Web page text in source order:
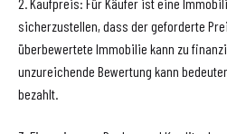
sicherzustellen, dass der geforderte
überbewertete Immobilie kann zu
unzureichende Bewertung kann
bezahlt.